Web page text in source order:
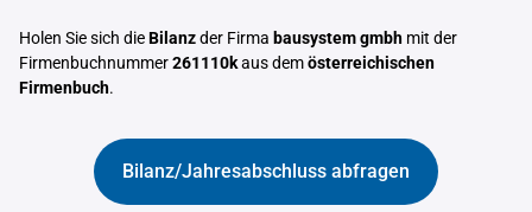
Holen Sie sich dieBilanzder Firma bausystem gmbh mit der
Firmenbuchnummer261110kaus demösterreichischen
Firmenbuch.
Bilanz/Jahresabschluss abfragen